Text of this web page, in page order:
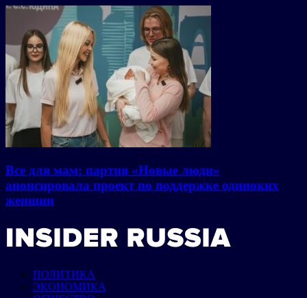
Все для мам: партия «Новые люди»
анонсировала проект по поддержке одиноких
женщин
ПОЛИТИКА
ЭКОНОМИКА